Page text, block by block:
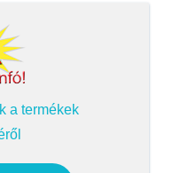
a termékek